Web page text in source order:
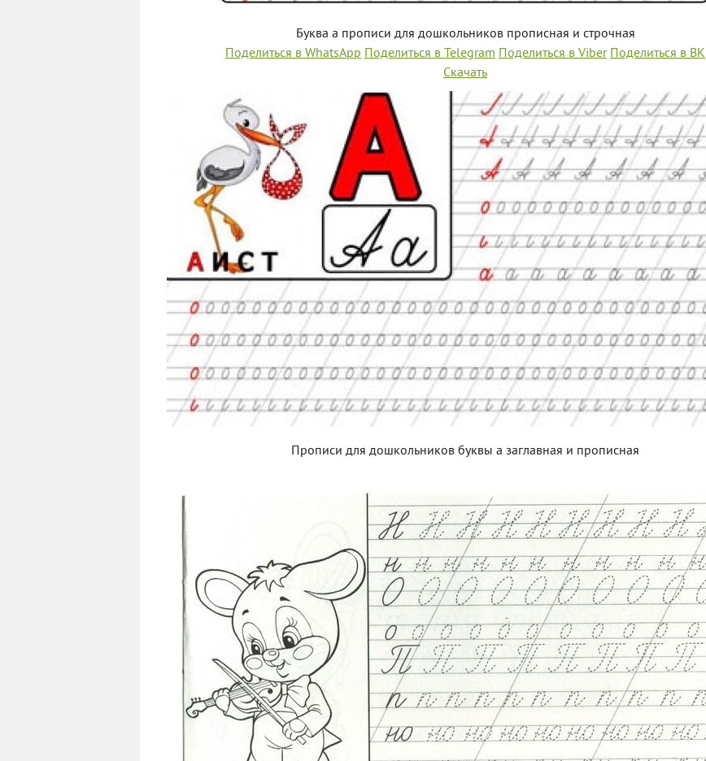
Буква а прописи для дошкольников прописная и строчная
Поделиться в WhatsApp Поделиться в Telegram Поделиться в Viber Поделиться в ВК
Скачать
Прописи для дошкольников буквы а заглавная и прописная